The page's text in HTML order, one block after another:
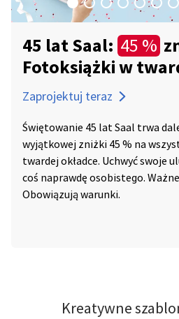
45 lat Saal: 45 %
Fotoksiążki w
Zaprojektuj teraz
Świętowanie 45 lat Saal trwa
wyjątkowej zniżki 45 % na
twardej okładce. Uchwyć swoje
coś naprawdę osobistego.
Obowiązują warunki.
Kreatywne